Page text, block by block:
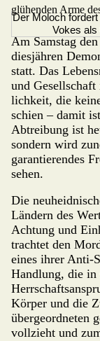
Der Moloch
Vokes als
Am Samstag
diesjähren
statt. Das
und
lich­keit, die
schien – damit
Abtreibung ist
sondern wird
garantie­ren­des
se­hen.
Die
Ländern des
Achtung und
trachtet den
eines ihrer Anti-
Handlung, die in
Körper und die
übergeordneten
vollzieht und